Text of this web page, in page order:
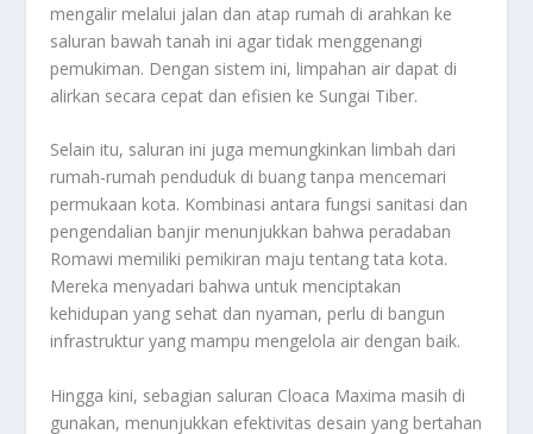
mengalir melalui jalan dan atap rumah di arahkan ke
saluran bawah tanah ini agar tidak menggenangi
pemukiman. Dengan sistem ini, limpahan air dapat di
alirkan secara cepat dan efisien ke Sungai Tiber.
Selain itu, saluran ini juga memungkinkan limbah dari
rumah-rumah penduduk di buang tanpa mencemari
permukaan kota. Kombinasi antara fungsi sanitasi dan
pengendalian banjir menunjukkan bahwa peradaban
Romawi memiliki pemikiran maju tentang tata kota.
Mereka menyadari bahwa untuk menciptakan
kehidupan yang sehat dan nyaman, perlu di bangun
infrastruktur yang mampu mengelola air dengan baik.
Hingga kini, sebagian saluran Cloaca Maxima masih di
gunakan, menunjukkan efektivitas desain yang bertahan